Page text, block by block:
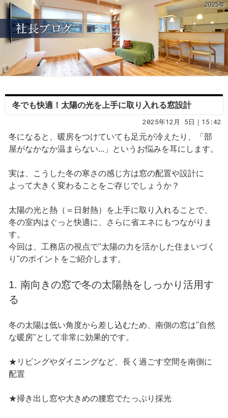
2025年
冬でも快適！太陽の光を上手に取り入れる窓設計
2025年12月 5日｜15:42
冬になると、暖房をつけていても足元が冷えたり、「部
屋がなかなか温まらない...」というお悩みを耳にします。
実は、こうした冬の寒さの感じ方は窓の配置や設計に
よって大きく変わることをご存じでしょうか？
太陽の光と熱（＝日射熱）を上手に取り入れることで、
冬の室内はぐっと快適に、さらに省エネにもつながりま
す。
今回は、工務店の視点で"太陽の力を活かした住まいづく
り"のポイントをご紹介します。
1. 南向きの窓で冬の太陽熱をしっかり活用す
る
冬の太陽は低い角度から差し込むため、南側の窓は"自然
な暖房"として非常に効果的です。
★リビングやダイニングなど、長く過ごす空間を南側に
配置
★掃き出し窓や大きめの腰窓でたっぷり採光